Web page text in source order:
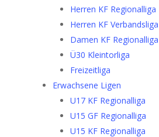
Herren KF Regionalliga
Herren KF Verbandsliga
Damen KF Regionalliga
Ü30 Kleintorliga
Freizeitliga
Erwachsene Ligen
U17 KF Regionalliga
U15 GF Regionalliga
U15 KF Regionalliga